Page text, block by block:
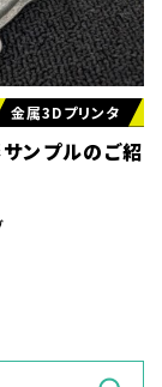
金属3Dプリンタ
ンプルのご紹